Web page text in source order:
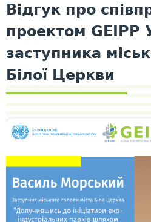
Відгук про
проектом GEIPP
заступника
Білої Церкви